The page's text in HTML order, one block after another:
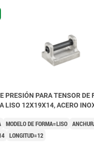
PRESIÓN PARA TENSOR DE
LISO 12X19X14, ACERO
MODELO DE FORMA=LISO
LONGITUD=12